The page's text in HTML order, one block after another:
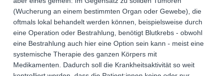
(Wucherung an einem bestimmten Organ oder Gewebe), die
oftmals lokal behandelt werden können, beispielsweise durch
eine Operation oder Bestrahlung, benötigt Blutkrebs - obwohl
eine Bestrahlung auch hier eine Option sein kann - meist eine
systemische Therapie des ganzen Körpers mit
Medikamenten. Dadurch soll die Krankheitsaktivität so weit